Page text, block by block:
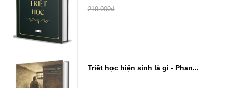
219.000₫
Triết học hiện sinh là gì - Phan...